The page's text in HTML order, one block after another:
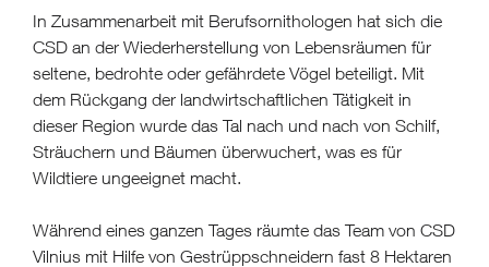
In Zusammenarbeit mit Berufsornithologen hat sich die
CSD an der Wiederherstellung von Lebensräumen für
seltene, bedrohte oder gefährdete Vögel beteiligt. Mit
dem Rückgang der landwirtschaftlichen Tätigkeit in
dieser Region wurde das Tal nach und nach von Schilf,
Sträuchern und Bäumen überwuchert, was es für
Wildtiere ungeeignet macht.
Während eines ganzen Tages räumte das Team von CSD
Vilnius mit Hilfe von Gestrüppschneidern fast 8 Hektaren